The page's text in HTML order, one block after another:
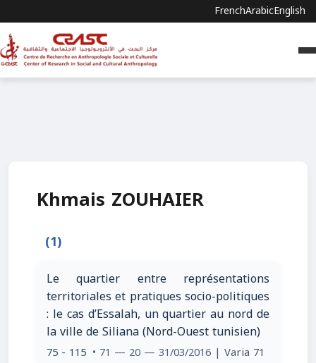
FrenchArabicEnglish
Khmais ZOUHAIER
(1)
Le quartier entre représentations
territoriales et pratiques socio-politiques
: le cas d’Essalah, un quartier au nord de
la ville de Siliana (Nord-Ouest tunisien)
75 - 115 • 71 — 20 — 31/03/2016 | Varia 71